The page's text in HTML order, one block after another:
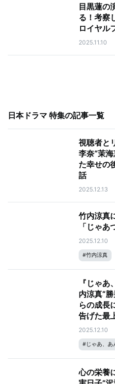
目黒蓮の
る！考察
ロイヤル
2025.11.10
日本ドラマ 特集の記事一覧
視聴者と
李奈“茉
た幸せの
話
2025.12.13
竹内涼真
「じゃ
2025.12.10
#竹内涼真
『じゃ
内涼真“
らの成長
告げた最
2025.12.10
#じゃあ、あんた
心の栄養